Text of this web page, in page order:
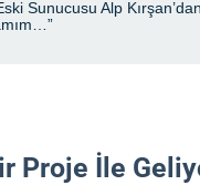
Proje İle